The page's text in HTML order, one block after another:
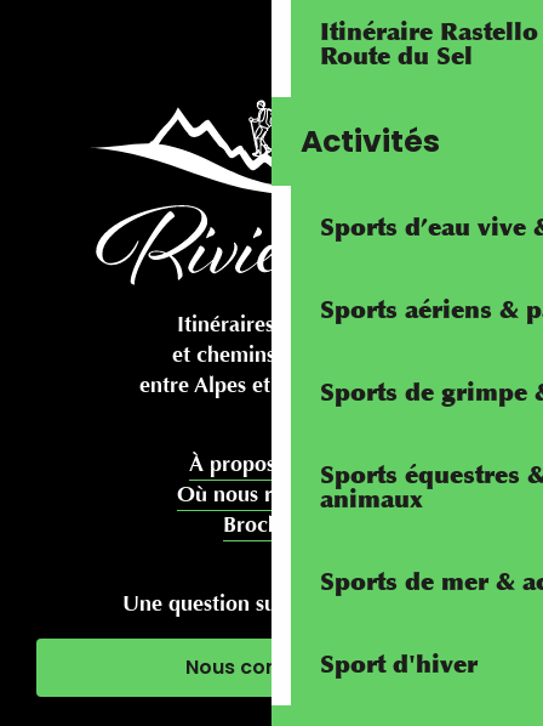
Itinéraire
Route du Sel
Activités
Sports d’eau vive
Sports aériens &
Sports de grimpe
Sports équestres
animaux
Sports de mer &
Sport d'hiver
Itinéraires cyclables
et chemins pédestres
entre Alpes et Méditerranée
À propos de nous
Où nous rencontrer
Brochures
Une question sur votre séjour ?
Nous contacter